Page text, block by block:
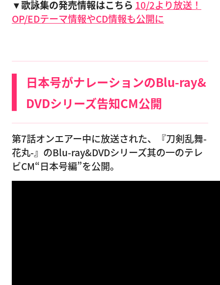
▼歌詠集の発売情報はこちら 10/2より放送！
OP/EDテーマ情報やCD情報も公開に
日本号がナレーションのBlu-ray&
DVDシリーズ告知CM公開
第7話オンエアー中に放送された、『刀剣乱舞-
花丸-』のBlu-ray&DVDシリーズ其の一のテレ
ビCM“日本号編”を公開。